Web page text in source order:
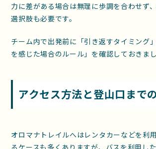
力に差がある場合は無理に歩調を合わせず
選択肢も必要です。
チーム内で出発前に「引き返すタイミング
を感じた場合のルール」を確認しておきまし
アクセス方法と登山口まで
オロマナトレイルへはレンタカーなどを利
るケースも多くありますが、バスを利用し